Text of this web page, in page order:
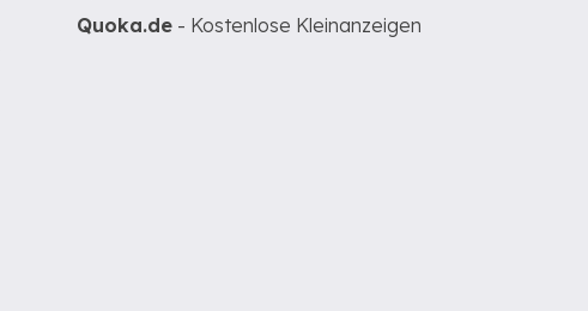
Quoka.de - Kostenlose Kleinanzeigen